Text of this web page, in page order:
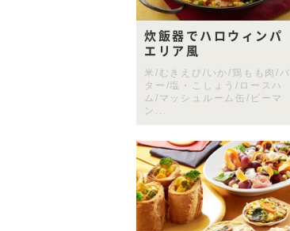
炊飯器でハロウィンパ
エリア風
米/むきえび/いか/鶏もも肉/バ
ター/塩・こしょう/ロースハ
ム/マッシュルーム缶/ピーマ
ン...